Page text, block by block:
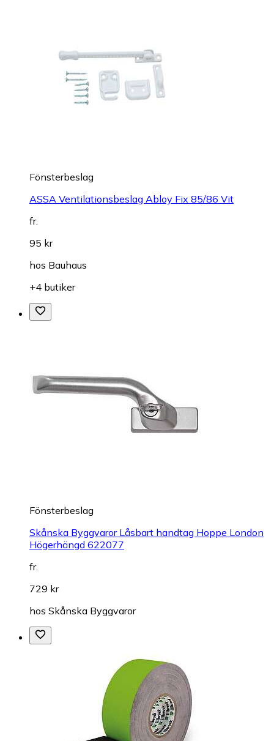
Fönsterbeslag
ASSA Ventilationsbeslag Abloy Fix 85/86 Vit
fr.
95 kr
hos Bauhaus
+4 butiker
Fönsterbeslag
Skånska Byggvaror Låsbart handtag Hoppe London
Högerhängd 622077
fr.
729 kr
hos Skånska Byggvaror